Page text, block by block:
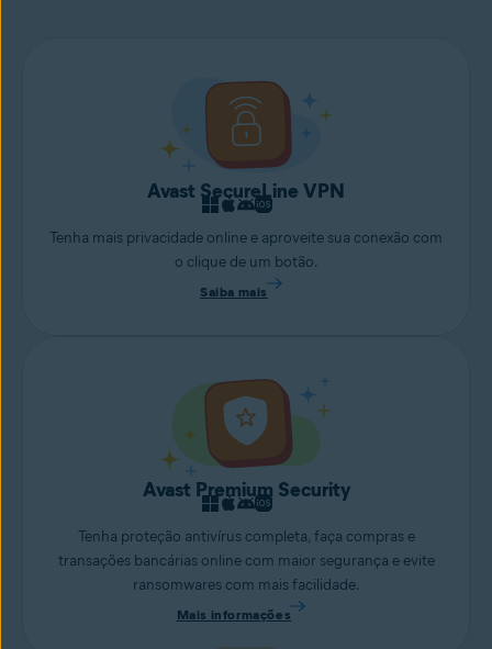
Avast SecureLine VPN
Tenha mais privacidade online e aproveite sua conexão com
o clique de um botão.
Saiba mais
Avast Premium Security
Tenha proteção antivírus completa, faça compras e
transações bancárias online com maior segurança e evite
ransomwares com mais facilidade.
Mais informações